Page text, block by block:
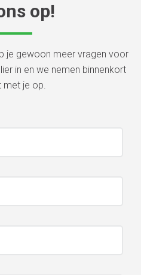
op!
je gewoon meer vragen voor
in en we nemen binnenkort
met je op.